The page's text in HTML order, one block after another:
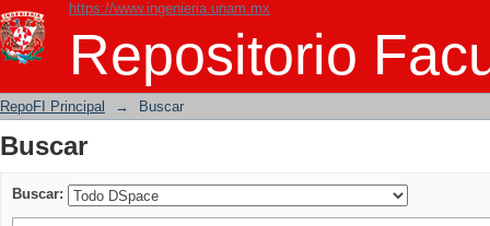
https://www.ingenieria.unam.mx
Repositorio
Buscar
RepoFI Principal → Buscar
Buscar
Buscar: